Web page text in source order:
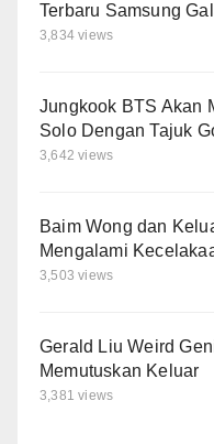
Terbaru Samsung
3,834 views
Jungkook BTS Akan
Solo Dengan Tajuk
3,642 views
Baim Wong dan
Mengalami
3,503 views
Gerald Liu Weird
Memutuskan Keluar
3,381 views